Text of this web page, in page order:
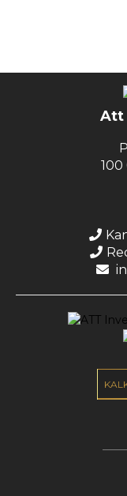
Att
100